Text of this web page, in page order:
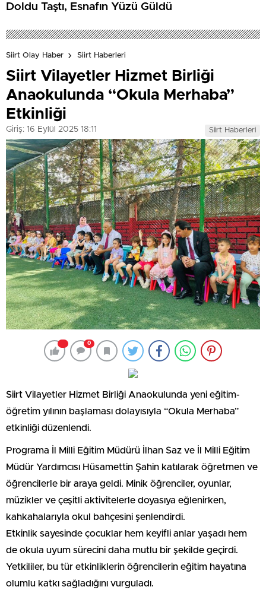
Doldu Taştı, Esnafın Yüzü Güldü
Siirt Olay Haber Siirt Haberleri
Siirt Vilayetler Hizmet Birliği
Anaokulunda “Okula Merhaba”
Etkinliği
Giriş: 16 Eylül 2025 18:11 Siirt Haberleri
0
Siirt Vilayetler Hizmet Birliği Anaokulunda yeni eğitim-
öğretim yılının başlaması dolayısıyla “Okula Merhaba”
etkinliği düzenlendi.
Programa İl Milli Eğitim Müdürü İlhan Saz ve İl Milli Eğitim
Müdür Yardımcısı Hüsamettin Şahin katılarak öğretmen ve
öğrencilerle bir araya geldi. Minik öğrenciler, oyunlar,
müzikler ve çeşitli aktivitelerle doyasıya eğlenirken,
kahkahalarıyla okul bahçesini şenlendirdi.
Etkinlik sayesinde çocuklar hem keyifli anlar yaşadı hem
de okula uyum sürecini daha mutlu bir şekilde geçirdi.
Yetkililer, bu tür etkinliklerin öğrencilerin eğitim hayatına
olumlu katkı sağladığını vurguladı.